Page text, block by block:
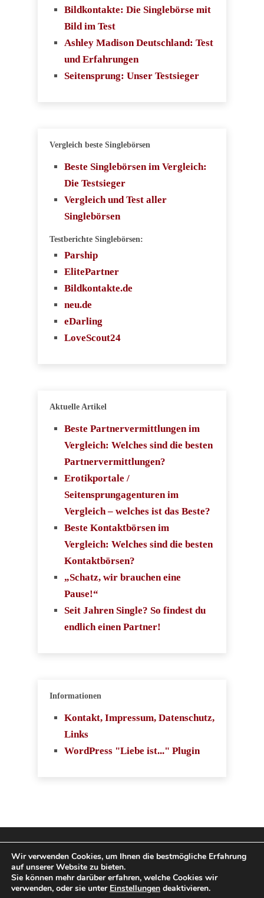
Bildkontakte: Die Singlebörse mit
Bild im Test
Ashley Madison Deutschland: Test
und Erfahrungen
Seitensprung: Unser Testsieger
Vergleich beste Singlebörsen
Beste Singlebörsen im Vergleich:
Die Testsieger
Vergleich und Test aller
Singlebörsen
Testberichte Singlebörsen:
Parship
ElitePartner
Bildkontakte.de
neu.de
eDarling
LoveScout24
Aktuelle Artikel
Beste Partnervermittlungen im
Vergleich: Welches sind die besten
Partnervermittlungen?
Erotikportale /
Seitensprungagenturen im
Vergleich – welches ist das Beste?
Beste Kontaktbörsen im
Vergleich: Welches sind die besten
Kontaktbörsen?
„Schatz, wir brauchen eine
Pause!“
Seit Jahren Single? So findest du
endlich einen Partner!
Informationen
Kontakt, Impressum, Datenschutz,
Links
WordPress "Liebe ist..." Plugin
Copyright 2009-2026
SingleboerseVergleich.com. Alle Rechte
vorbehalten.
Wir verwenden Cookies, um Ihnen die bestmögliche Erfahrung
auf unserer Website zu bieten.
Sie können mehr darüber erfahren, welche Cookies wir
verwenden, oder sie unter Einstellungen deaktivieren.